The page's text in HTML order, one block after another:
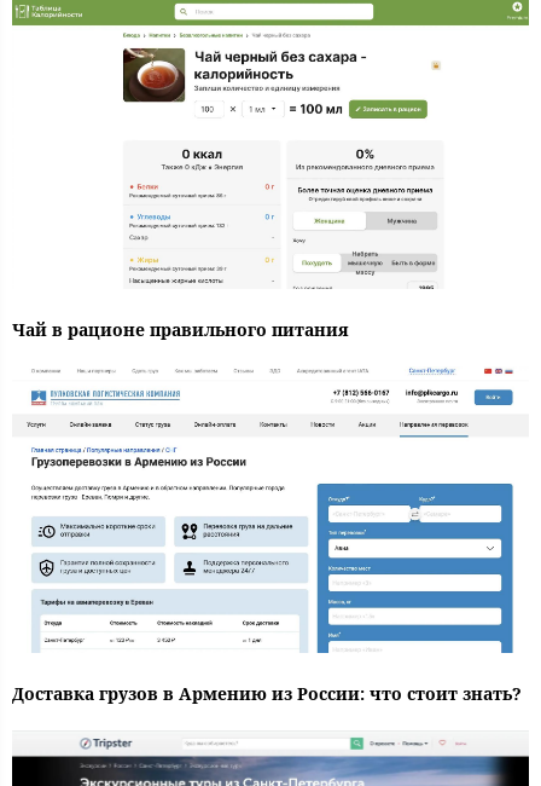
Чай в рационе правильного питания
Доставка грузов в Армению из России: что стоит знать?